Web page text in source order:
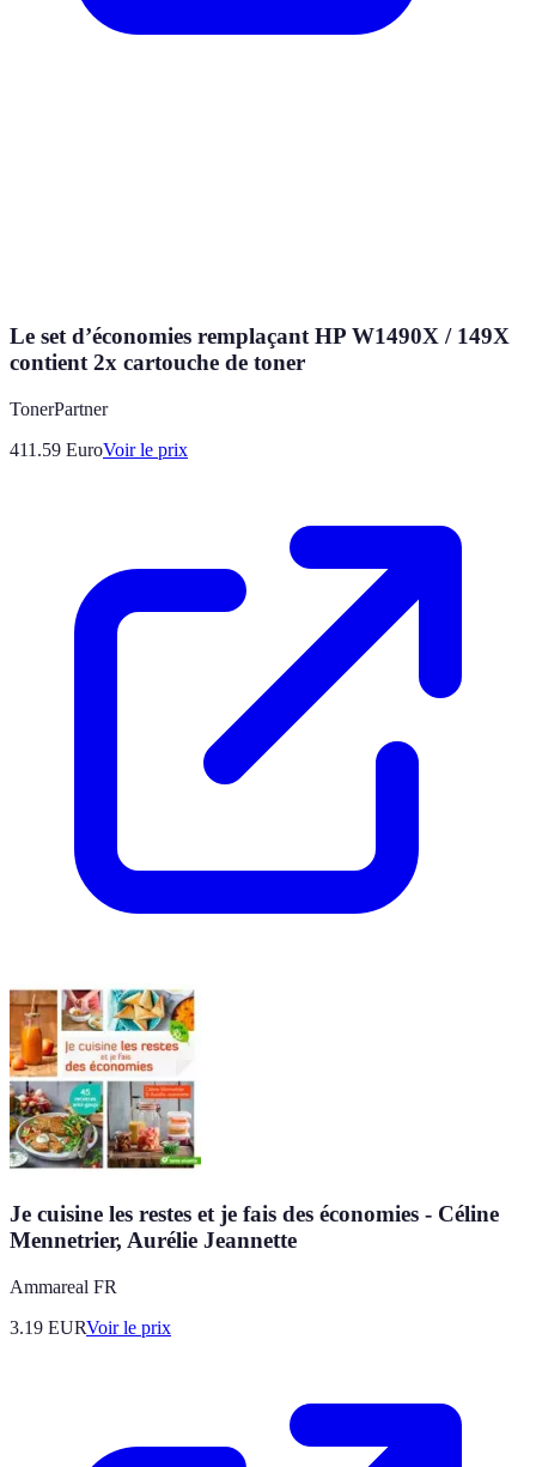
Je cuisine les restes et je fais des économies - Céline
Mennetrier, Aurélie Jeannette
Ammareal FR
3.19 EURVoir le prix